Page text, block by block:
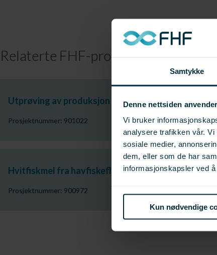
Samtykke
Denne nettsiden
Vi bruker
analysere trafikken vår.
sosiale medier,
dem, eller som de har
informasjonskapsler ved
Kun nødvendige
Relaterte FHF-prosjekter
Utprøving av produksjon og marked for
Prosjektnummer: 901022
Hvitfiskmel fra havfiskeflåten: Arbeidsseminar
Prosjektnummer: 900972